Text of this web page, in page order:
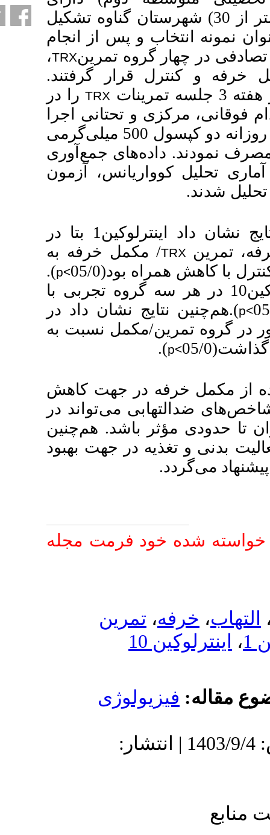
30) شهرستان گناوه تشکیل
و پس از انجام
تمرینTRX،
گرفتند.
TRX را در
و تحتانی اجرا
نمودند. گروه‌های مصرف مکمل روزانه دو کپسول 500 میلی‌گرمی
جمع‌آوری
آزمون
پس از آنالیز آماری نتایج نشان داد اینترلوکین1 بتا در
خرفه به
0
p<
).
در هر سه گروه تجربی با
نشان داد در
نسبت به
جهت کاهش
می‌تواند در
هم‌چنین
جهت بهبود
فرمت مجله
4 | انتشار: